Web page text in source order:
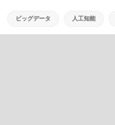
ビッグデータ 人工知能